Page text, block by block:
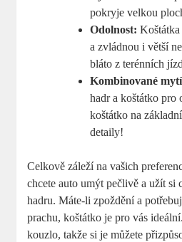
pokryje velkou
Odolnost:
a zvládnou i větší
bláto z terénních
Kombinované
hadr a koštátko
koštátko na
detaily!
Celkově záleží na vašich
chcete auto umýt pečlivě a užít si
hadru. Máte-li zpoždění a
prachu, koštátko je pro vás
kouzlo, takže si je můžete